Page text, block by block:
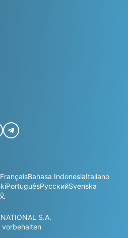
FrançaisBahasa IndonesiaItaliano
PortuguêsРусскийSvenska
S.A.